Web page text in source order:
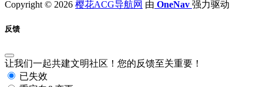
Copyright © 2026 樱花ACG导航网 由 OneNav 强力驱动
反馈
让我们一起共建文明社区！您的反馈至关重要！
已失效